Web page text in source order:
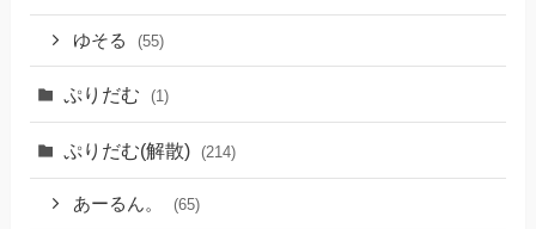
ゆそる (55)
ぷりだむ (1)
ぷりだむ(解散) (214)
あーるん。 (65)